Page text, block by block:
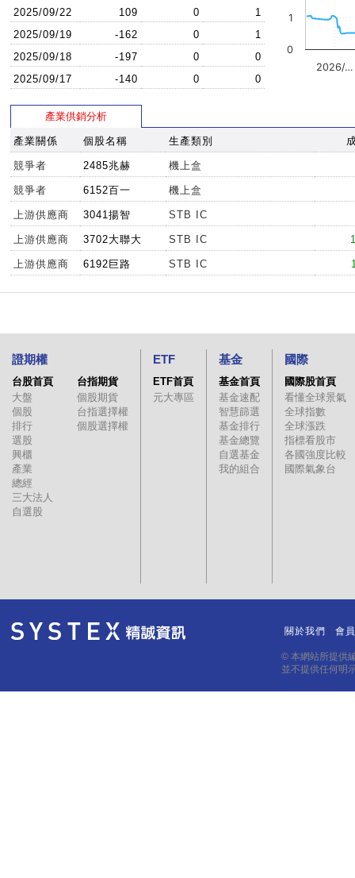
2025/09/22
109 0
1
2025/09/19
-162 0
1
2025/09/18
-197 0
0
2025/09/17
-140 0 0
2026/…
0
1
產業供銷分析
產業關係 個股名稱 生產類別
競爭者 2485兆赫 機上盒
競爭者 6152百一 機上盒
上游供應商 3041揚智 STB IC
上游供應商 3702大聯大 STB IC
上游供應商 6192巨路 STB IC
證期權
台股首頁
大盤
個股
排行
選股
興櫃
產業
總經
三大法人
自選股
台指期貨
個股期貨
台指選擇權
個股選擇權
ETF
ETF首頁
元大專區
基金
基金首頁
基金速配
智慧篩選
基金排行
基金總覽
自選基金
我的組合
國際
國際股首頁
看懂全球景氣
全球指數
全球漲跌
指標看股市
各國強度比較
國際氣象台
關於我們 會
© 本網站所提供
並不提供任何明